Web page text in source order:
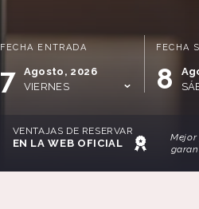
FECHA ENTRADA
7
Agosto, 2026
VIERNES
FECHA
8
VENTAJAS DE RESERVAR
EN LA WEB OFICIAL
Mejor